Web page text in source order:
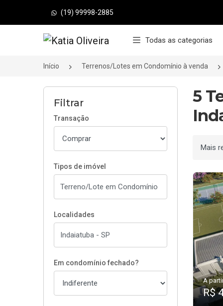
(19) 99998-2885
Página inicial Todas as categorias
Início Terrenos/Lotes em Condomínio à venda
Filtrar
Transação
Tipos de imóvel
Localidades
Em condomínio fechado?
5
A
R$